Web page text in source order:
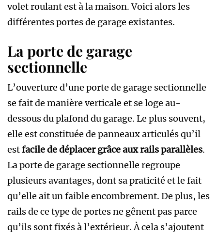
volet roulant est à la maison. Voici alors les
différentes portes de garage existantes.
La porte de garage
sectionnelle
L’ouverture d’une porte de garage sectionnelle
se fait de manière verticale et se loge au-
dessous du plafond du garage. Le plus souvent,
elle est constituée de panneaux articulés qu’il
estfacile de déplacer grâce aux rails parallèles.
La porte de garage sectionnelle regroupe
plusieurs avantages, dont sa praticité et le fait
qu’elle ait un faible encombrement. De plus, les
rails de ce type de portes ne gênent pas parce
qu’ils sont fixés à l’extérieur. À cela s’ajoutent